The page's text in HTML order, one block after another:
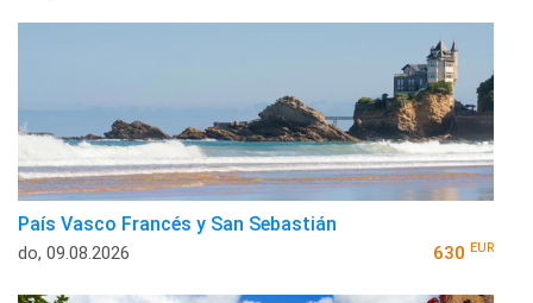
País Vasco Francés y San Sebastián
do, 09.08.2026 630 EUR